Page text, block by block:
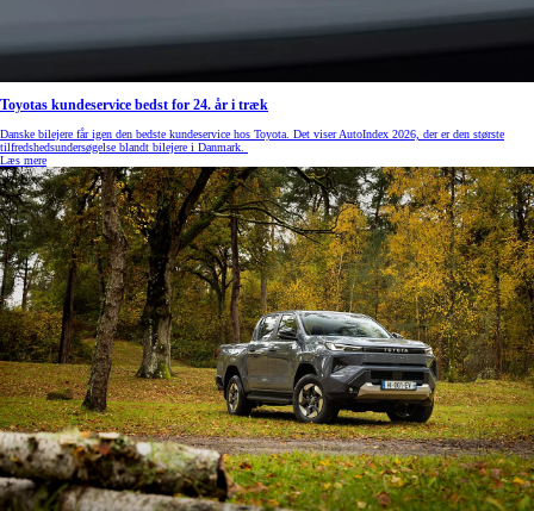
Toyotas kundeservice bedst for 24. år i træk
Danske bilejere får igen den bedste kundeservice hos Toyota. Det viser AutoIndex 2026, der er den største
tilfredshedsundersøgelse blandt bilejere i Danmark.
Læs mere